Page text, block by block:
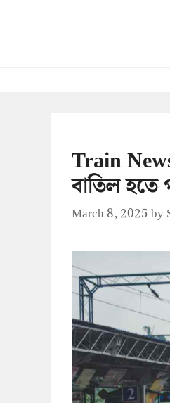
Train
বাতিল হতে
March 8, 2025by